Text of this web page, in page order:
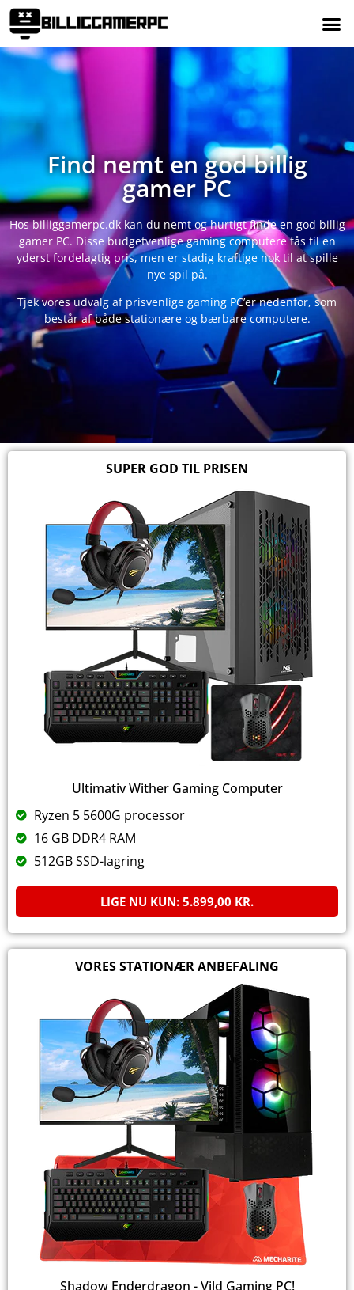
Find nemt en god billig
gamer PC
Hos billiggamerpc.dk kan du nemt og hurtigt finde en god billig
gamer PC. Disse budgetvenlige gaming computere fås til en
yderst fordelagtig pris, men er stadig kraftige nok til at spille
nye spil på.
Tjek vores udvalg af prisvenlige gaming PC’er nedenfor, som
består af både stationære og bærbare computere.
SUPER GOD TIL PRISEN
Ultimativ Wither Gaming Computer
Ryzen 5 5600G processor
16 GB DDR4 RAM
512GB SSD-lagring
LIGE NU KUN: 5.899,00 KR.
VORES STATIONÆR ANBEFALING
Shadow Enderdragon - Vild Gaming PC!